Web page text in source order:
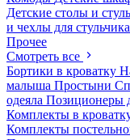
Детские столы и
и чехлы для стульчика
Прочее
Смотреть все
Бортики в кроватку
малыша Простыни
одеяла Позиционеры
Комплекты в
Комплекты